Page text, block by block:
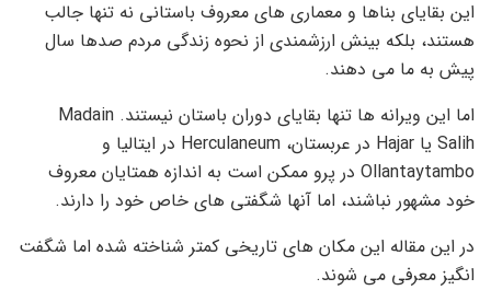
این بقایای بناها و معماری های معروف باستانی نه تنها جالب
هستند، بلکه بینش ارزشمندی از نحوه زندگی مردم صدها سال
پیش به ما می دهند.
اما این ویرانه ها تنها بقایای دوران باستان نیستند. Madain
Salih یا Hajar در عربستان، Herculaneum در ایتالیا و
Ollantaytambo در پرو ممکن است به اندازه همتایان معروف
خود مشهور نباشند، اما آنها شگفتی های خاص خود را دارند.
در این مقاله این مکان های تاریخی کمتر شناخته شده اما شگفت
انگیز معرفی می شوند.